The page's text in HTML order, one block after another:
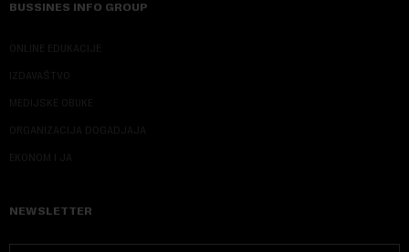
BUSSINES INFO GROUP
ONLINE EDUKACIJE
IZDAVAŠTVO
MEDIJSKE OBUKE
ORGANIZACIJA DOGADJAJA
EKONOM I JA
NEWSLETTER